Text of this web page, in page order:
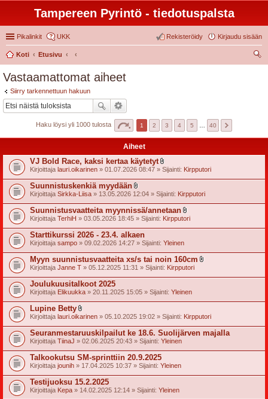
Tampereen Pyrintö - tiedotuspalsta
Pikalinkit UKK Kirjaudu sisään
Rekisteröidy
Koti
Etusivu
Vastaamattomat aiheet
Siirry tarkennettuun hakuun
Haku löysi yli 1000 tulosta 1 2 3 4 5 40
Aiheet
VJ Bold Race, kaksi kertaa käytetyt
l
i
t
e
e
t
Kirjoittaja lauri.oikarinen » 01.07.2026 08:47 » Sijainti: Kirpputori
Suunnistuskenkiä myydään
l
i
t
t
e
e
t
Kirjoittaja Sirkka-Liisa » 13.05.2026 12:04 » Sijainti: Kirpputori
Suunnistusvaatteita myynnissä/annetaan
l
i
e
e
t
Kirjoittaja TerhiH » 03.05.2026 18:45 » Sijainti: Kirpputori
Starttikurssi 2026 - 23.4. alkaen
Kirjoittaja sampo » 09.02.2026 14:27 » Sijainti: Yleinen
Myyn suunnistusvaatteita xs/s tai noin 160cm
i
e
t
Kirjoittaja Janne T » 05.12.2025 11:31 » Sijainti: Kirpputori
Joulukuusitalkoot 2025
Kirjoittaja Elikuukka » 20.11.2025 15:05 » Sijainti: Yleinen
Lupine Betty
l
i
t
t
e
e
t
Kirjoittaja lauri.oikarinen » 05.10.2025 19:02 » Sijainti: Kirpputori
Seuranmestaruuskilpailut ke 18.6. Suolijärven majalla
Kirjoittaja TiinaJ » 02.06.2025 20:43 » Sijainti: Yleinen
Talkookutsu SM-sprinttiin 20.9.2025
Kirjoittaja jounih » 17.04.2025 10:37 » Sijainti: Yleinen
Testijuoksu 15.2.2025
Kirjoittaja Kepa » 14.02.2025 12:14 » Sijainti: Yleinen